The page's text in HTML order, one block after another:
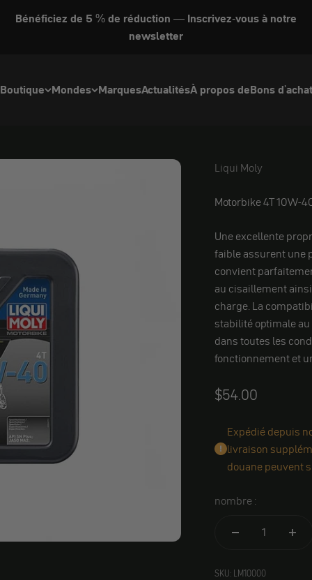
Bénéficiez de 5 % de réduction — Inscrivez-vous à notre
newsletter
Boutique Mondes MarquesActualitésÀ propos deBons d'achat
Liqui Moly
Liqui Moly
Motorbike 4T 10W-
Une excellente
faible assurent une
convient
au cisaillement
charge. La
stabilité optimale
dans toutes les
fonctionnement et
Angebot
$54.00
Expédié depuis
livraison
douane peuvent
nombre :
SKU: LM10000